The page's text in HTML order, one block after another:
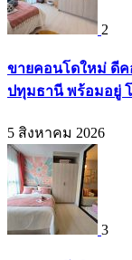
2
ขายคอนโดใหม่ ดีค
ปทุมธานี พร้อมอยู่ โ
5 สิงหาคม 2026
3